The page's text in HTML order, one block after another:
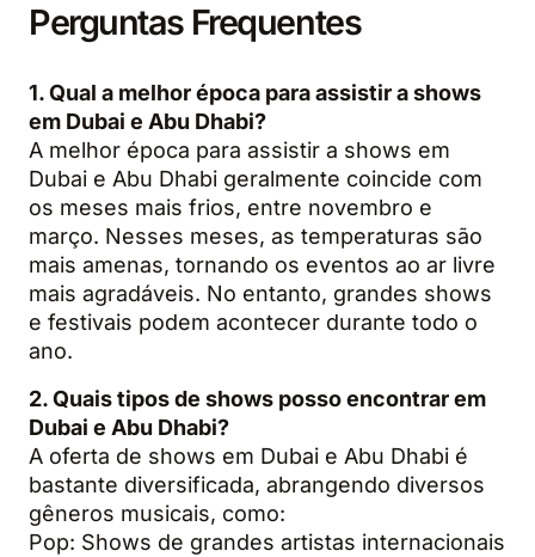
Perguntas Frequentes
1. Qual a melhor época para assistir a shows
em Dubai e Abu Dhabi?
A melhor época para assistir a shows em
Dubai e Abu Dhabi geralmente coincide com
os meses mais frios, entre novembro e
março. Nesses meses, as temperaturas são
mais amenas, tornando os eventos ao ar livre
mais agradáveis. No entanto, grandes shows
e festivais podem acontecer durante todo o
ano.
2. Quais tipos de shows posso encontrar em
Dubai e Abu Dhabi?
A oferta de shows em Dubai e Abu Dhabi é
bastante diversificada, abrangendo diversos
gêneros musicais, como:
Pop: Shows de grandes artistas internacionais